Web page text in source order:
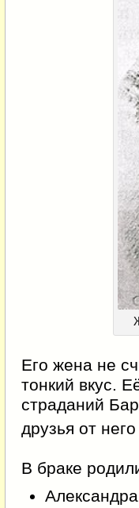
Его жена не
тонкий вкус.
страданий
друзья от
В браке